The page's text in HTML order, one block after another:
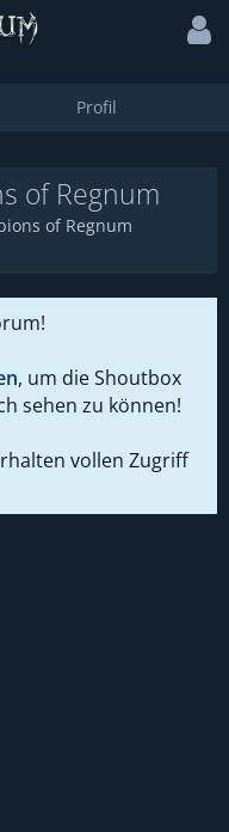
of Regnum
of Regnum
, um die Shoutbox
sehen zu können!
vollen Zugriff